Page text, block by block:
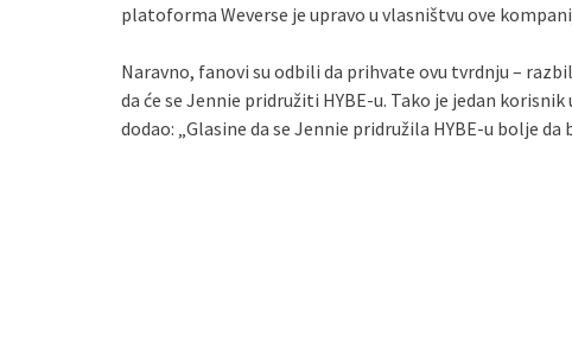
platoforma Weverse je upravo u vlasništvu ove
Naravno, fanovi su odbili da prihvate ovu tvrdnju –
da će se Jennie pridružiti HYBE-u. Tako je jedan
dodao: „Glasine da se Jennie pridružila HYBE-u bolje